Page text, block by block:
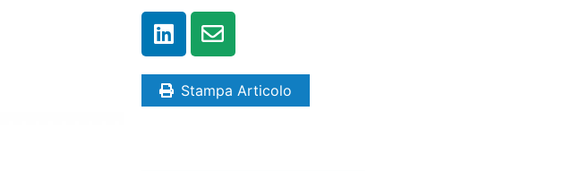
Stampa Articolo